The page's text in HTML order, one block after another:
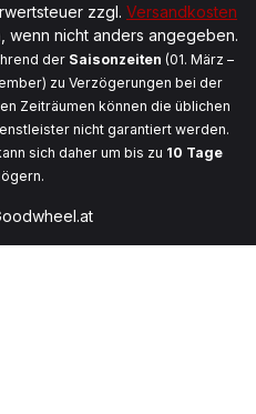
zzgl. Versandkosten
wenn nicht anders angegeben.
der Saisonzeiten (01. März –
zu Verzögerungen bei der
Zeiträumen können die üblichen
nicht garantiert werden.
sich daher um bis zu 10 Tage